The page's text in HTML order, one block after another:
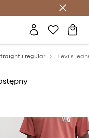
>
i regular Levi's